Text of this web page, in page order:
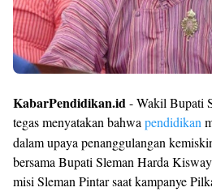
KabarPendidikan.id- Wakil Bupati
tegas menyatakan bahwa pendidikan
dalam upaya penanggulangan
bersama Bupati Sleman Harda
misi Sleman Pintar saat kampanye